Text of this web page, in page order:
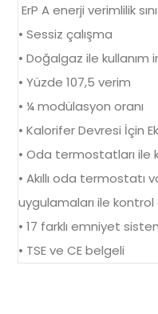
ErP A enerji verimlilik
• Sessiz çalışma
• Doğalgaz ile kullanım
• Yüzde 107,5 verim
• ¼ modülasyon oranı
• Kalorifer Devresi İçin
• Oda termostatları ile
• Akıllı oda termostatı
uygulamaları ile
• 17 farklı emniyet
• TSE ve CE belgeli